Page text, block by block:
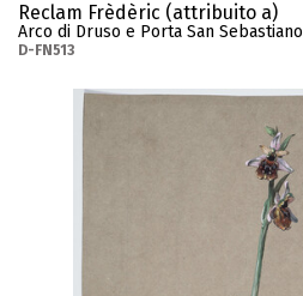
Reclam Frèdèric (attribuito a)
Arco di Druso e Porta San Sebastiano
D-FN513